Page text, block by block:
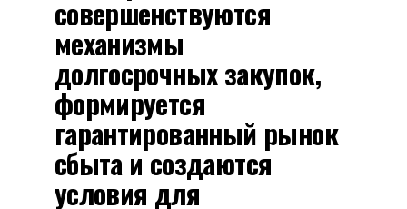
совершенствуются
механизмы
долгосрочных закупок,
формируется
гарантированный рынок
сбыта и создаются
условия для